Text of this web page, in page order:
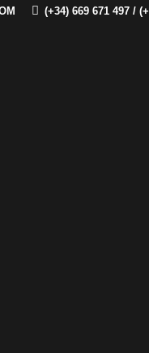
(+34) 669 671 497 /